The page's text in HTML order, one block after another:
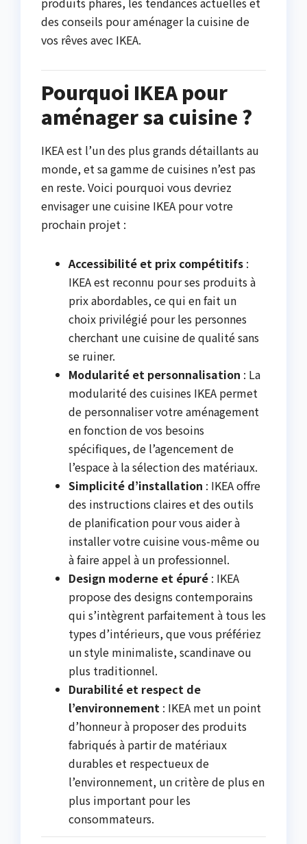
des conseils pour aménager la cuisine de
vos rêves avec IKEA.
Pourquoi IKEA pour
aménager sa cuisine ?
IKEA est l’un des plus grands détaillants au
monde, et sa gamme de cuisines n’est pas
en reste. Voici pourquoi vous devriez
envisager une cuisine IKEA pour votre
prochain projet :
Accessibilité et prix compétitifs :
IKEA est reconnu pour ses produits à
prix abordables, ce qui en fait un
choix privilégié pour les personnes
cherchant une cuisine de qualité sans
se ruiner.
Modularité et personnalisation : La
modularité des cuisines IKEA permet
de personnaliser votre aménagement
en fonction de vos besoins
spécifiques, de l’agencement de
l’espace à la sélection des matériaux.
Simplicité d’installation : IKEA offre
des instructions claires et des outils
de planification pour vous aider à
installer votre cuisine vous-même ou
à faire appel à un professionnel.
Design moderne et épuré : IKEA
propose des designs contemporains
qui s’intègrent parfaitement à tous les
types d’intérieurs, que vous préfériez
un style minimaliste, scandinave ou
plus traditionnel.
Durabilité et respect de
l’environnement : IKEA met un point
d’honneur à proposer des produits
fabriqués à partir de matériaux
durables et respectueux de
l’environnement, un critère de plus en
plus important pour les
consommateurs.